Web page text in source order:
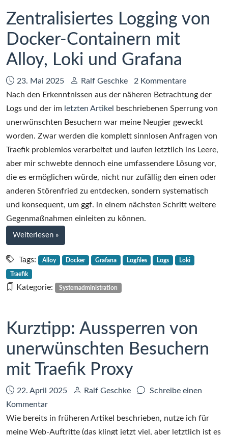
Zentralisiertes Logging von
Docker-Containern mit
Alloy, Loki und Grafana
Datum:
23. Mai 2025 Autor:
Ralf Geschke
2 Kommentare
Nach den Erkenntnissen aus der näheren Betrachtung der
Logs und der im letzten Artikel
beschriebenen Sperrung von
unerwünschten Besuchern war meine Neugier geweckt
worden. Zwar werden die komplett sinnlosen Anfragen von
Traefik problemlos verarbeitet und laufen letztlich ins Leere,
aber mir schwebte dennoch eine umfassendere Lösung vor,
die es ermöglichen würde, nicht nur zufällig den einen oder
anderen Störenfried zu entdecken, sondern systematisch
und konsequent, um ggf. in einem nächsten Schritt weitere
Gegenmaßnahmen einleiten zu können.
Weiterlesen bei
Zentralisiertes
Logging
Docker-
Loki
und
Grafana
»
Tags: Alloy Docker Grafana Logfiles Logs Loki
Traefik
Kategorie: Systemadministration
Kurztipp: Aussperren von
unerwünschten Besuchern
mit Traefik Proxy
Datum:
22. April 2025 Autor:
Ralf Geschke
Schreibe einen
Kommentarzu
Kurztipp:
Aussperren
Wie bereits in früheren Artikel beschrieben, nutze ich für
meine Web-Auftritte (das klingt jetzt viel, aber letztlich ist es